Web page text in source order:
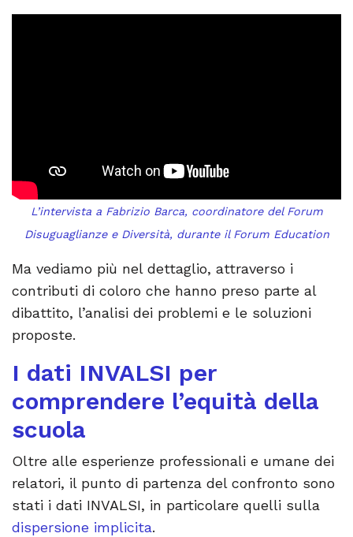
L’intervista a Fabrizio Barca, coordinatore del Forum
Disuguaglianze e Diversità, durante il Forum Education
Ma vediamo più nel dettaglio, attraverso i
contributi di coloro che hanno preso parte al
dibattito, l’analisi dei problemi e le soluzioni
proposte.
I dati INVALSI per
comprendere l’equità della
scuola
Oltre alle esperienze professionali e umane dei
relatori, il punto di partenza del confronto sono
stati i dati INVALSI, in particolare quelli sulla
dispersione implicita.